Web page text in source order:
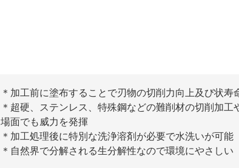
＊加工前に塗布することで刃物の切削力向上及び状寿
＊超硬、ステンレス、特殊鋼などの難削材の切削加工
場面でも威力を発揮
＊加工処理後に特別な洗浄溶剤が必要で水洗いが可能
＊自然界で分解される生分解性なので環境にやさしい